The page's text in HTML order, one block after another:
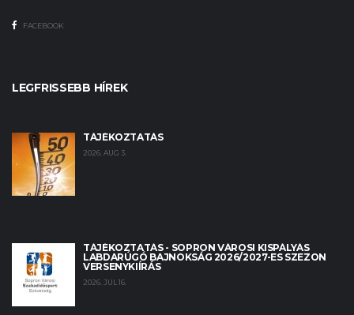
FACEBOOK
LEGFRISSEBB HÍREK
TÁJÉKOZTATÁS
2026. AUG 3.
TÁJÉKOZTATÁS - SOPRON VÁROSI KISPÁLYÁS
LABDARÚGÓ BAJNOKSÁG 2026/2027-ES SZEZON
VERSENYKIÍRÁS
2026. JUL 16.